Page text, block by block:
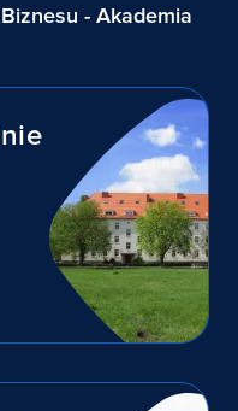
- Akademia